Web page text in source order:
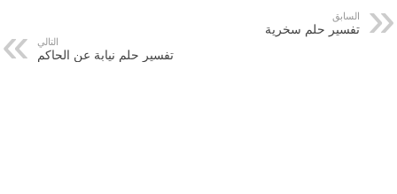
السابق
تفسير حلم سخرية
التالي
تفسير حلم نيابة عن الحاكم